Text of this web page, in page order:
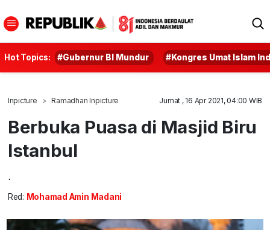
Hot Topics: #Gubernur BI Mundur #Kongres Umat Islam
Inpicture Ramadhan Inpicture Jumat , 16 Apr 2021, 04:00 WIB
Berbuka Puasa di Masjid Biru
Istanbul
.
Red: Mohamad Amin Madani